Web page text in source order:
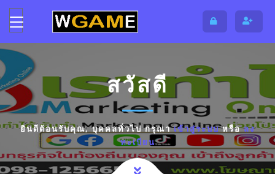
สวัสดี
ยินดีต้อนรับคุณ,บุคคลทั่วไปกรุณาเข้าสู่ระบบหรือลง
ทะเบียน